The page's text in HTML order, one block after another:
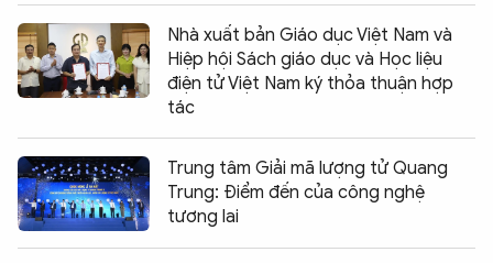
Nhà xuất bản Giáo dục Việt Nam và
Hiệp hội Sách giáo dục và Học liệu
điện tử Việt Nam ký thỏa thuận hợp
tác
Trung tâm Giải mã lượng tử Quang
Trung: Điểm đến của công nghệ
tương lai